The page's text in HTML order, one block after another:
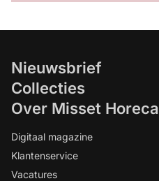
Nieuwsbrief
Collecties
Over Misset Horeca
Digitaal magazine
Klantenservice
Vacatures